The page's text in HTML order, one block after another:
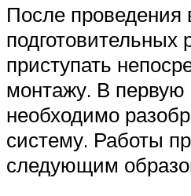
После проведения
подготовительных
приступать
монтажу. В первую
необходимо
систему. Работы
следующим